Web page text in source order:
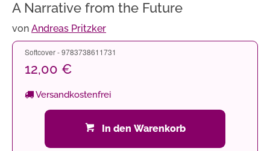
A Narrative from the Future
von Andreas Pritzker
Softcover - 9783738611731
12,00 €
Versandkostenfrei
In den Warenkorb